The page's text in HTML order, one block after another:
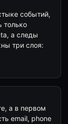
событий,
только
а следы
три слоя:
а в первом
email, phone